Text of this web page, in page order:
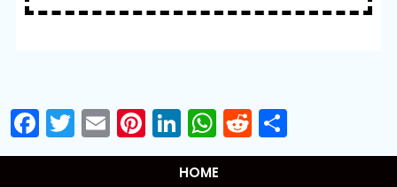
Facebook
Twitter
EmailPinterest
LinkedIn
WhatsApp
Reddit
HOME